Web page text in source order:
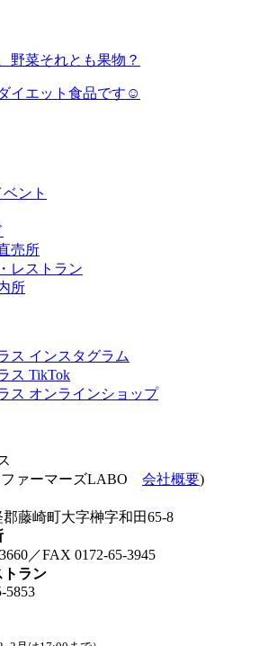
野菜それとも果物？
イエット食品です☺️
ント
売所
レストラン
所
ファーマーズLABO 会社概要)
藤崎町大字榊字和田65-8
／FAX 0172-65-3945
トラン
5853